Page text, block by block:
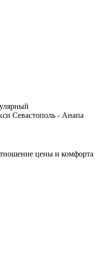
цены и комфорта